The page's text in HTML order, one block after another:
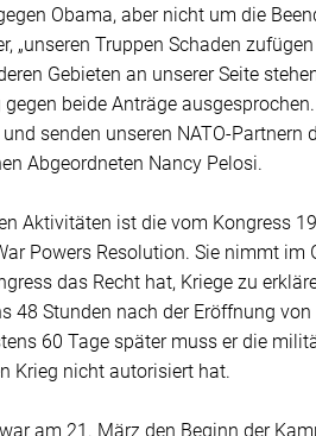
Obama, aber nicht um die
„unseren Truppen Schaden
Gebieten an unserer Seite
beide Anträge
senden unseren NATO-Partnern
Abgeordneten Nancy Pelosi.
Aktivitäten ist die vom Kongress
Powers Resolution. Sie nimmt
das Recht hat, Kriege zu
48 Stunden nach der Eröffnung
60 Tage später muss er die
Krieg nicht autorisiert hat.
am 21. März den Beginn der